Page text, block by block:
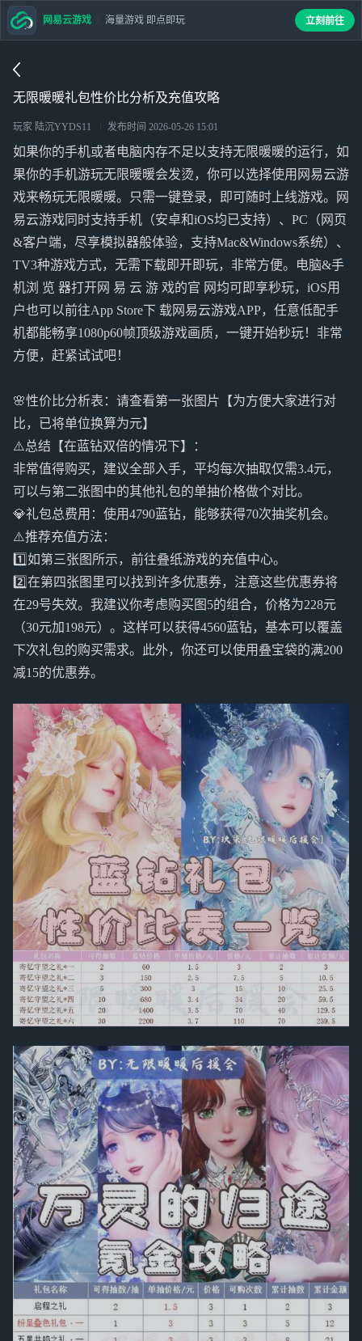
无限暖暖礼包性价比分析及充值攻略
玩家 陆沉YYDS11 发布时间 2026-05-26 15:01
如果你的手机或者电脑内存不足以支持无限暖暖的运行，如
果你的手机游玩无限暖暖会发烫，你可以选择使用网易云游
戏来畅玩无限暖暖。只需一键登录，即可随时上线游戏。网
易云游戏同时支持手机（安卓和iOS均已支持）、PC（网页
&客户端，尽享模拟器般体验，支持Mac&Windows系统）、
TV3种游戏方式，无需下载即开即玩，非常方便。电脑&手
机浏 览 器打开网 易 云 游 戏的官 网均可即享秒玩，iOS用
户也可以前往App Store下 载网易云游戏APP，任意低配手
机都能畅享1080p60帧顶级游戏画质，一键开始秒玩！非常
方便，赶紧试试吧！
🌸性价比分析表：请查看第一张图片【为方便大家进行对
比，已将单位换算为元】
⚠️总结【在蓝钻双倍的情况下】：
非常值得购买，建议全部入手，平均每次抽取仅需3.4元，
可以与第二张图中的其他礼包的单抽价格做个对比。
💎礼包总费用：使用4790蓝钻，能够获得70次抽奖机会。
⚠️推荐充值方法：
1️⃣如第三张图所示，前往叠纸游戏的充值中心。
2️⃣在第四张图里可以找到许多优惠券，注意这些优惠券将
在29号失效。我建议你考虑购买图5的组合，价格为228元
（30元加198元）。这样可以获得4560蓝钻，基本可以覆盖
下次礼包的购买需求。此外，你还可以使用叠宝袋的满200
减15的优惠券。
网易云游戏 海量游戏 即点即玩 立刻前往